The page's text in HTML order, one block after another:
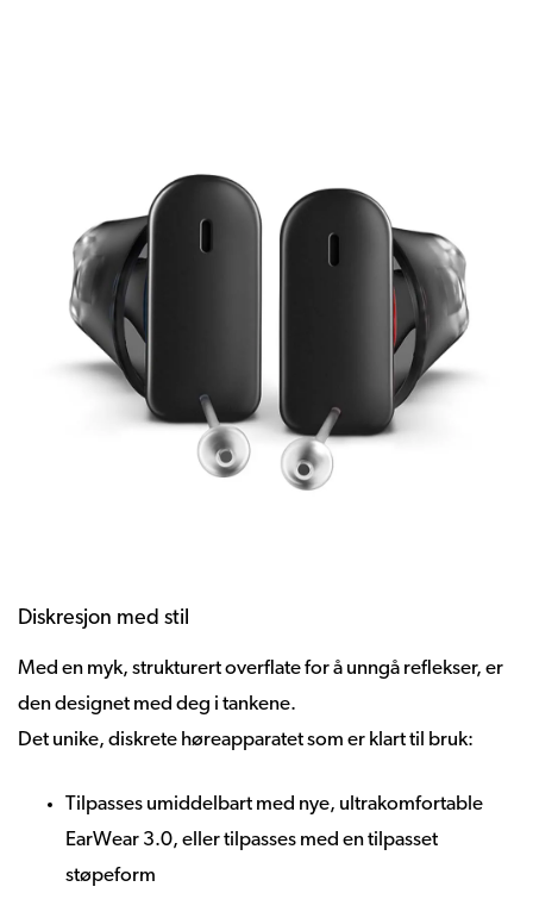
Diskresjon med stil
Med en myk, strukturert overflate for å unngå reflekser, er
den designet med deg i tankene.
Det unike, diskrete høreapparatet som er klart til bruk:
Tilpasses umiddelbart med nye, ultrakomfortable
EarWear 3.0, eller tilpasses med en tilpasset
støpeform